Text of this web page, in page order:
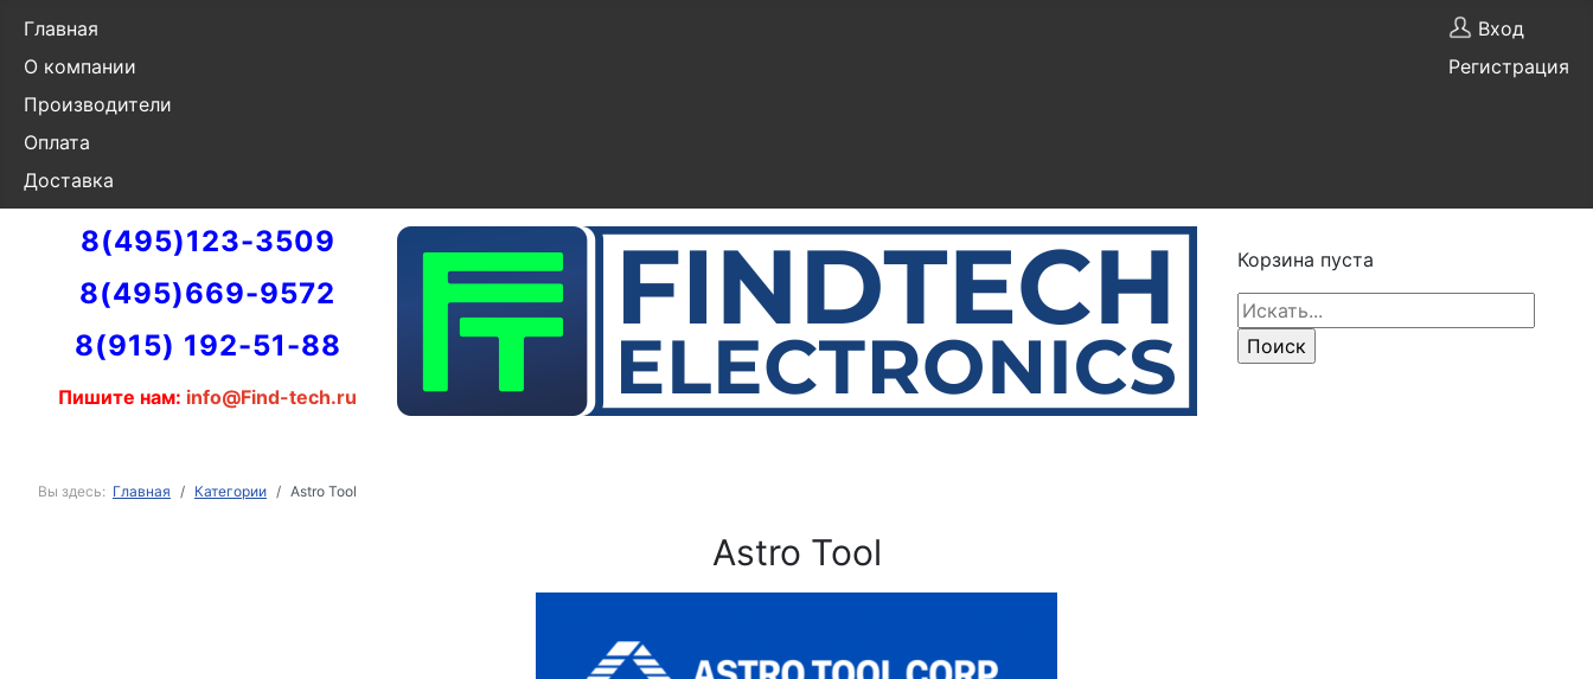
Главная
О компании
Производители
Оплата
Доставка
Вход
Регистрация
8(495)123-3509
8(495)669-9572
8(915) 192-51-88
Пишите нам: info@Find-tech.ru
Корзина пуста
Вы здесь: Главная Категории Astro Tool
Astro Tool